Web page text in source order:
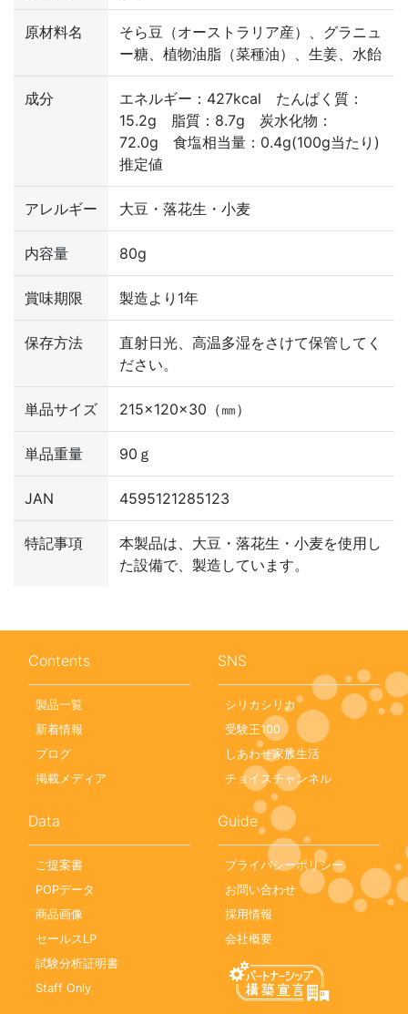
原材料名
そら豆（オーストラリア産）、グラニュ
ー糖、植物油脂（菜種油）、生姜、水飴
成分
エネルギー：427kcal たんぱく質：
15.2g 脂質：8.7g 炭水化物：
72.0g 食塩相当量：0.4g(100g当たり)
推定値
アレルギー 大豆・落花生・小麦
内容量 80g
賞味期限 製造より1年
保存方法
直射日光、高温多湿をさけて保管してく
ださい。
単品サイズ 215×120×30（㎜）
単品重量 90ｇ
JAN 4595121285123
特記事項
本製品は、大豆・落花生・小麦を使用し
た設備で、製造しています。
Contents
製品一覧
新着情報
ブログ
掲載メディア
SNS
シリカシリカ
受験王100
しあわせ家族生活
チョイスチャンネル
Data
ご提案書
POPデータ
商品画像
セールスLP
試験分析証明書
Staff Only
Guide
プライバシーポリシー
お問い合わせ
採用情報
会社概要